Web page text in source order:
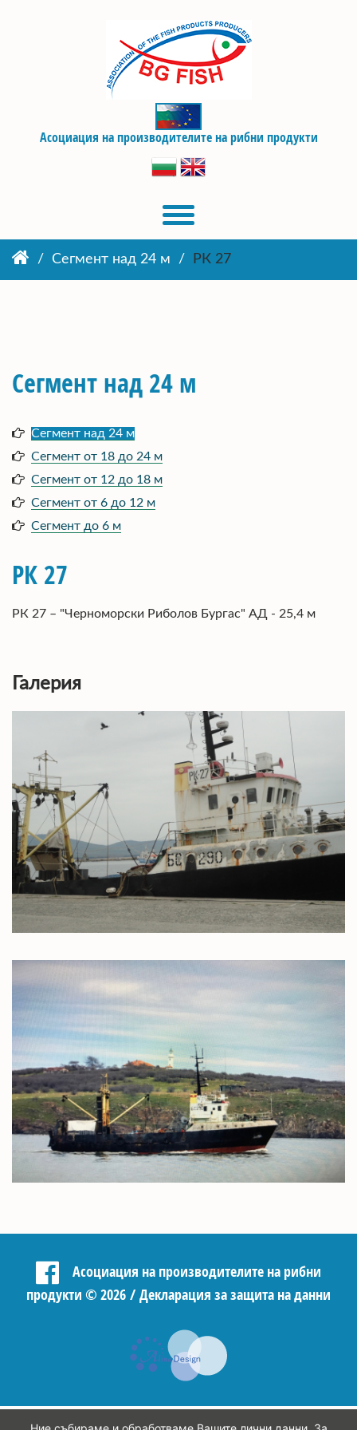
Асоциация на производителите на рибни продукти
Сегмент над 24 м РК 27
Сегмент над 24 м
Сегмент над 24 м
Сегмент от 18 до 24 м
Сегмент от 12 до 18 м
Сегмент от 6 до 12 м
Сегмент до 6 м
РК 27
РК 27 – "Черноморски Риболов Бургас" АД - 25,4 м
Галерия
Асоциация на производителите на рибни
продукти © 2026 / Декларация за защита на данни